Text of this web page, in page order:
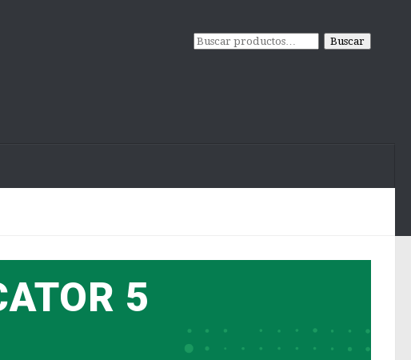
Buscar
5